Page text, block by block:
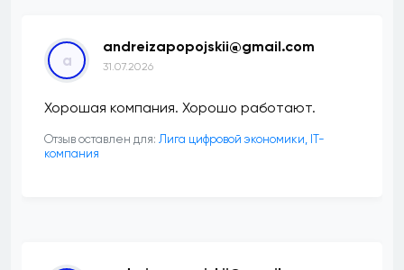
a
andreizapopojskii@gmail.com
31.07.2026
Хорошая компания. Хорошо работают.
Отзыв оставлен для: Лига цифровой экономики, IT-
компания